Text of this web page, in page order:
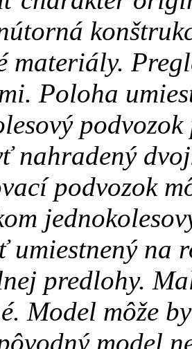
materiály.
Poloha
nahradený
podvozok
umiestnený na
predlohy.
Model môže
model